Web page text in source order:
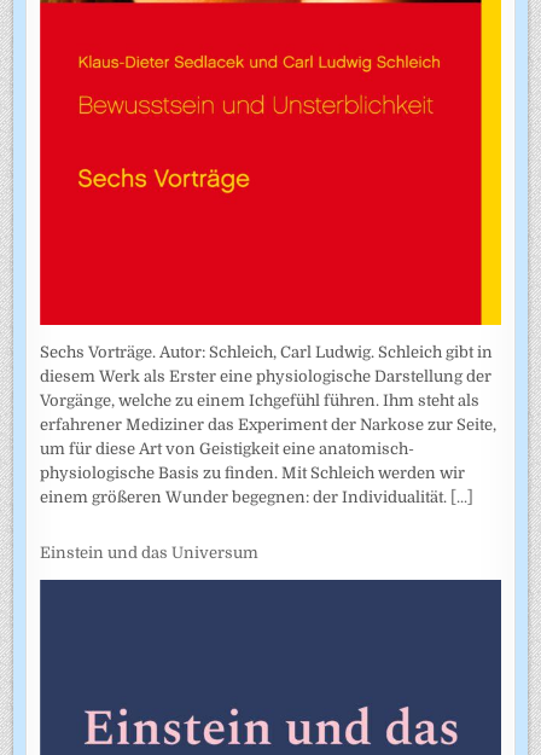
Sechs Vorträge. Autor: Schleich, Carl Ludwig. Schleich gibt in
diesem Werk als Erster eine physiologische Darstellung der
Vorgänge, welche zu einem Ichgefühl führen. Ihm steht als
erfahrener Mediziner das Experiment der Narkose zur Seite,
um für diese Art von Geistigkeit eine anatomisch-
physiologische Basis zu finden. Mit Schleich werden wir
einem größeren Wunder begegnen: der Individualität. [...]
Einstein und das Universum